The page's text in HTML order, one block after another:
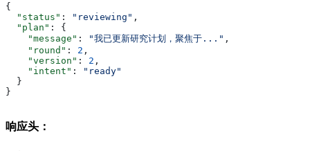
{
  "status"
: "reviewing" ,
  "plan"
: {
    "message"
: "我已更新研究计划，聚焦于..." ,
    "round"
: 2 ,
    "version"
: 2 ,
    "intent"
:
"ready"
  }
}
响应头：